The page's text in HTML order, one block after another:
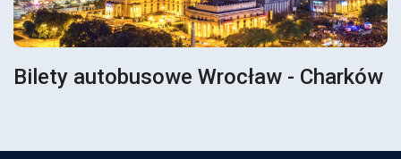
Bilety autobusowe Wrocław - Charków